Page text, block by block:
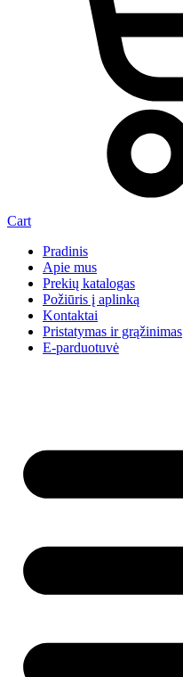
Cart
Pradinis
Apie mus
Prekių katalogas
Požiūris į aplinką
Kontaktai
Pristatymas ir grąžinimas
E-parduotuvė